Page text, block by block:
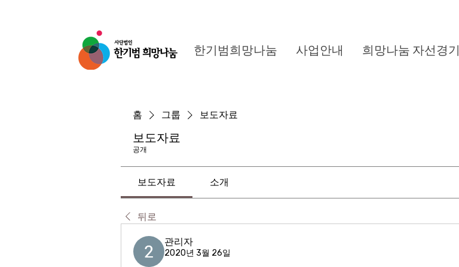
한기범희망나눔 사업안내 희망나눔 자선경기
홈 그룹 보도자료
보도자료
공개
보도자료 소개
뒤로
관리자
2020년 3월 26일